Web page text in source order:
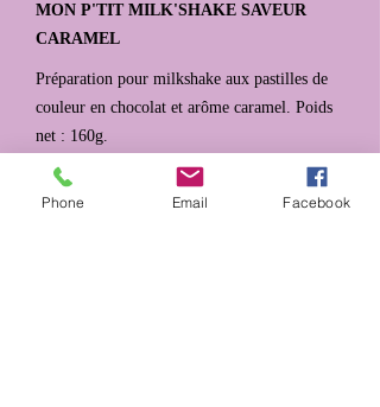
MON P'TIT MILK'SHAKE SAVEUR
CARAMEL
Préparation pour milkshake aux pastilles de
couleur en chocolat et arôme caramel. Poids
net : 160g.
Ingrédients : Poudre de lait, sucre, pastilles
de couleur en chocolat 12,5% (sucre, beurre
Phone Email Facebook